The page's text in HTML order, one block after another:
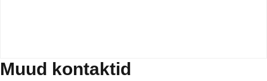
Muud kontaktid